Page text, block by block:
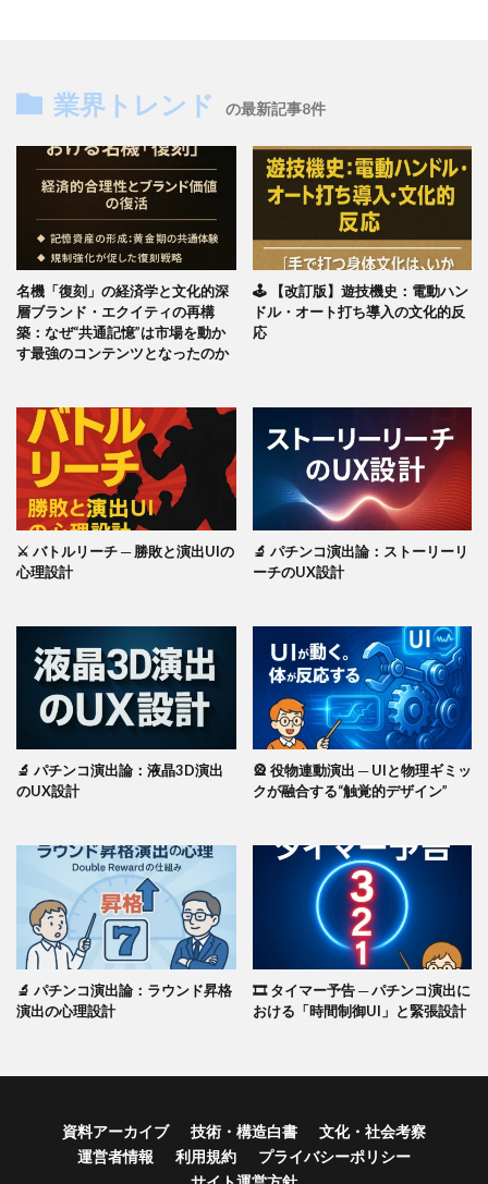
業界トレンド の最新記事8件
名機「復刻」の経済学と文化的深
層ブランド・エクイティの再構
築：なぜ“共通記憶”は市場を動か
す最強のコンテンツとなったのか
🕹️ 【改訂版】遊技機史：電動ハン
ドル・オート打ち導入の文化的反
応
⚔️ バトルリーチ ─ 勝敗と演出UIの
心理設計
🔬 パチンコ演出論：ストーリーリ
ーチのUX設計
🔬 パチンコ演出論：液晶3D演出
のUX設計
🎡 役物連動演出 ─ UIと物理ギミッ
クが融合する“触覚的デザイン”
🔬 パチンコ演出論：ラウンド昇格
演出の心理設計
🎞️ タイマー予告 ─ パチンコ演出に
おける「時間制御UI」と緊張設計
資料アーカイブ 技術・構造白書
文化・社会考察
運営者情報
利用規約
プライバシーポリシー